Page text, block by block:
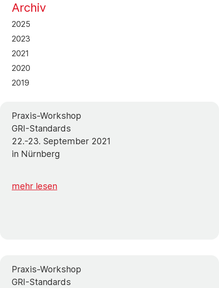
Praxis-Workshop
GRI-Standards
22.-23. September 2021
in Nürnberg
mehr lesen
Praxis-Workshop
GRI-Standards
Archiv
2025
2023
2021
2020
2019